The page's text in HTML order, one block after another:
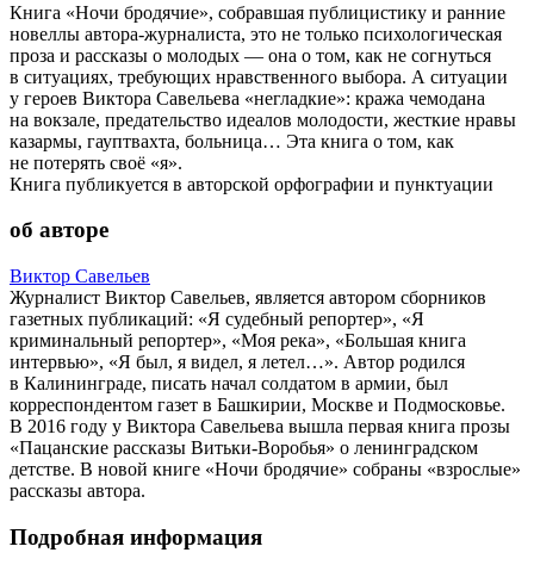
Книга «Ночи бродячие», собравшая публицистику и ранние
новеллы автора-журналиста, это не только психологическая
проза и рассказы о молодых — она о том, как не согнуться
в ситуациях, требующих нравственного выбора. А ситуации
у героев Виктора Савельева «негладкие»: кража чемодана
на вокзале, предательство идеалов молодости, жесткие нравы
казармы, гауптвахта, больница… Эта книга о том, как
не потерять своё «я».
Книга публикуется в авторской орфографии и пунктуации
об авторе
Виктор Савельев
Журналист Виктор Савельев, является автором сборников
газетных публикаций: «Я судебный репортер», «Я
криминальный репортер», «Моя река», «Большая книга
интервью», «Я был, я видел, я летел…». Автор родился
в Калининграде, писать начал солдатом в армии, был
корреспондентом газет в Башкирии, Москве и Подмосковье.
В 2016 году у Виктора Савельева вышла первая книга прозы
«Пацанские рассказы Витьки-Воробья» о ленинградском
детстве. В новой книге «Ночи бродячие» собраны «взрослые»
рассказы автора.
Подробная информация